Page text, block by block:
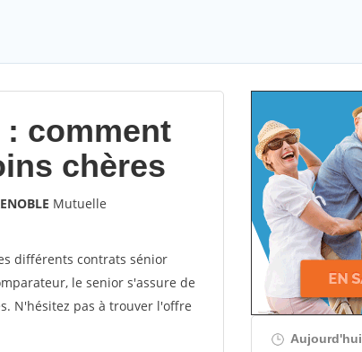
comment
chères
Mutuelle
différents contrats sénior
le senior s'assure de
N'hésitez pas à trouver l'offre
Aujourd'hui